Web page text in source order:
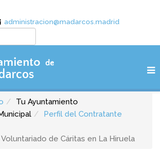
administracion@madarcos.madrid
Tu Ayuntamiento
Perfil del Contratante
de Cáritas en La Hiruela